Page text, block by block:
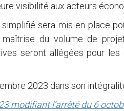
visibilité aux acteurs
simplifié sera mis en place
du volume de
seront allégées pour
2023 dans son
modifiant l’arrêté du 6